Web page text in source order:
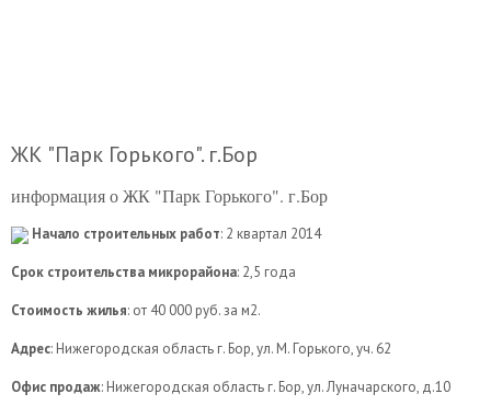
ЖК "Парк Горького". г.Бор
информация о ЖК "Парк Горького". г.Бор
Начало строительных работ: 2 квартал 2014
Срок строительства микрорайона: 2,5 года
Стоимость жилья: от 40 000 руб. за м2.
Адрес: Нижегородская область г. Бор, ул. М. Горького, уч. 62
Офис продаж: Нижегородская область г. Бор, ул. Луначарского, д.10